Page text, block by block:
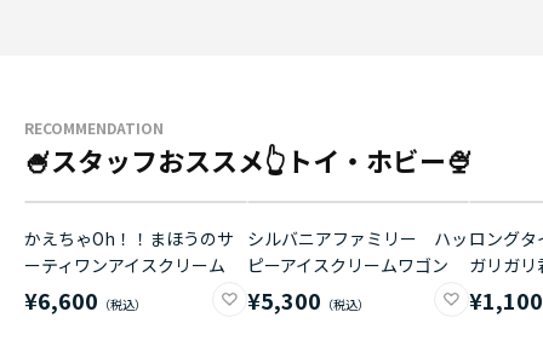
RECOMMENDATION
🍧スタッフおススメ👆トイ・ホビー🍨
かえちゃOh！！まほうのサ
ーティワンアイスクリーム
¥6,600
シルバニアファミリー ハッ
ピーアイスクリームワゴン
¥5,300
ロング
ガリガ
¥1,100